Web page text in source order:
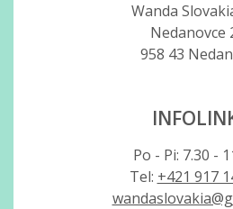
Wanda
Nedanovce
958 43
Po - Pi: 7.30 -
Tel: +421 917